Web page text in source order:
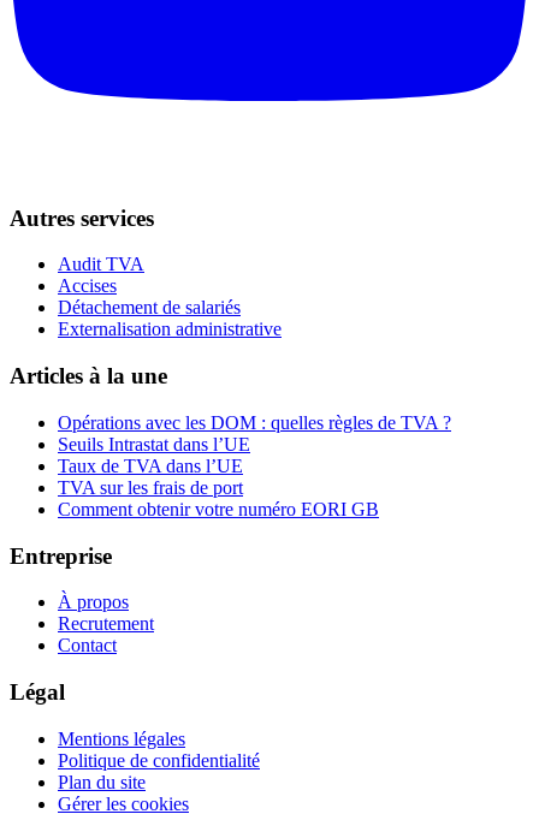
Autres services
Audit TVA
Accises
Détachement de salariés
Externalisation administrative
Articles à la une
Opérations avec les DOM : quelles règles de TVA ?
Seuils Intrastat dans l’UE
Taux de TVA dans l’UE
TVA sur les frais de port
Comment obtenir votre numéro EORI GB
Entreprise
À propos
Recrutement
Contact
Légal
Mentions légales
Politique de confidentialité
Plan du site
Gérer les cookies